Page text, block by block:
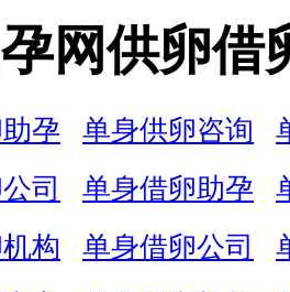
网供卵借
孕 单身供卵咨询
司
单身借卵助孕
构
单身借卵公司